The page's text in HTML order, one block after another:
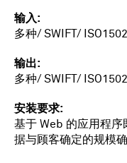
输入
多种/ SWIFT/
输出
多种/ SWIFT/
安装要求
基于 Web 的应用程
据与顾客确定的规模